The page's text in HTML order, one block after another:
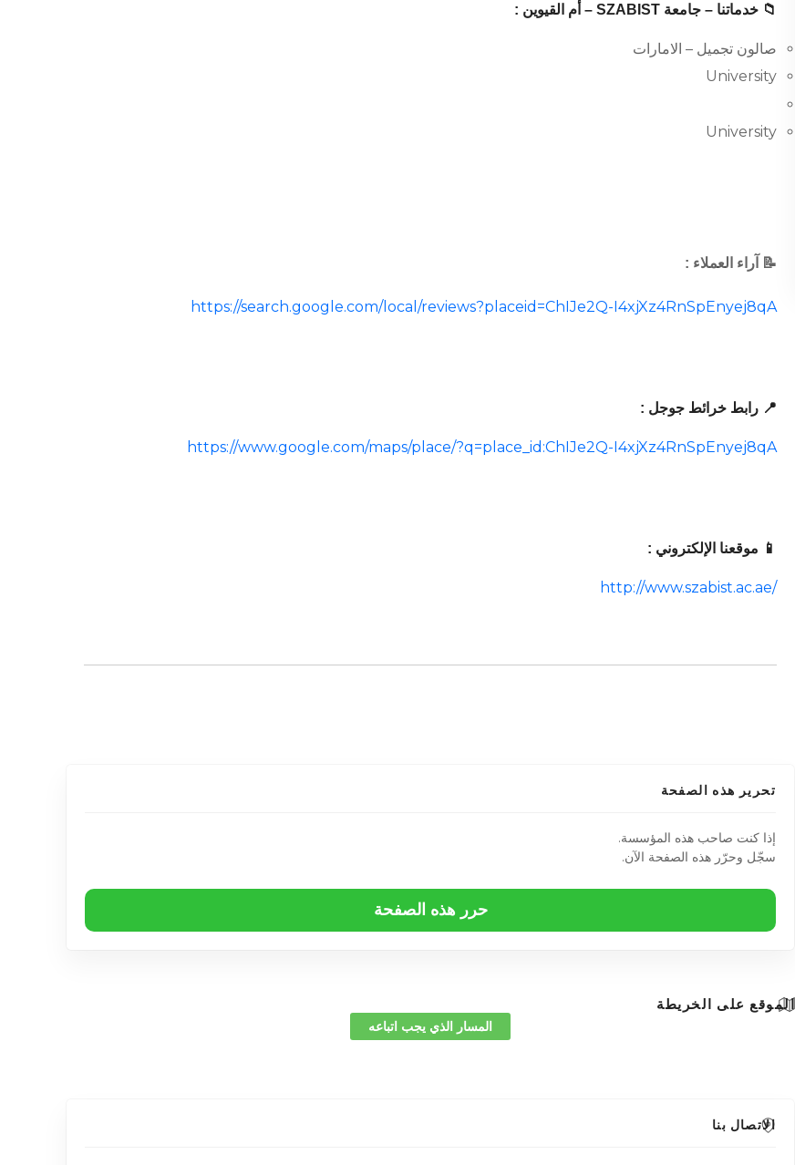
📁 خدماتنا – جامعة SZABIST – أم القيوين :
صالون تجميل – الامارات
University
University
📝 آراء العملاء :
https://search.google.com/local/reviews?placeid=ChIJe2Q-I4xjXz4RnSpEnyej8qA
📍 رابط خرائط جوجل :
https://www.google.com/maps/place/?q=place_id:ChIJe2Q-I4xjXz4RnSpEnyej8qA
📱 موقعنا الإلكتروني :
http://www.szabist.ac.ae/
تحرير هذه الصفحة
إذا كنت صاحب هذه المؤسسة.
سجّل وحرّر هذه الصفحة الآن.
حرر هذه الصفحة
الموقع على الخريطة
المسار الذي يجب اتباعه
الاتصال بنا